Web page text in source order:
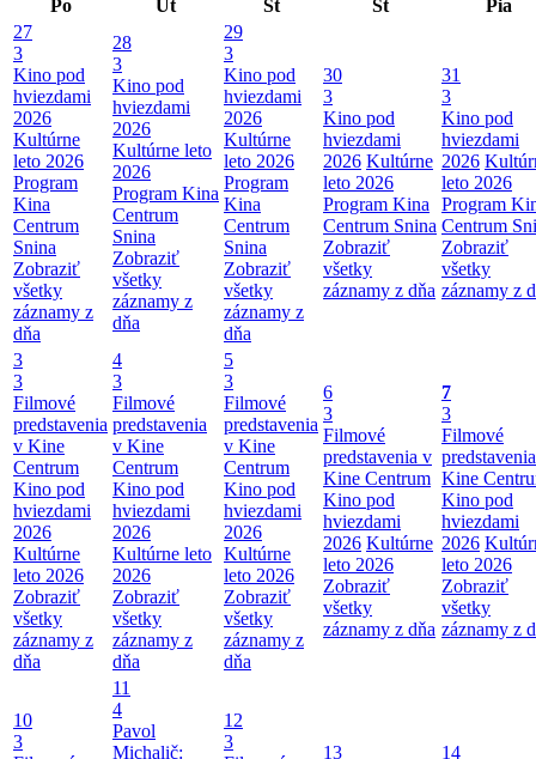
Po
Ut St Št
Pia
27
3
Kino pod
hviezdami
2026
Kultúrne
leto 2026
Program
Kina
Centrum
Snina
Zobraziť
všetky
záznamy z
dňa
28
3
Kino pod
hviezdami
2026
Kultúrne leto
2026
Program Kina
Centrum
Snina
Zobraziť
všetky
záznamy z
dňa
29
3
Kino pod
hviezdami
2026
Kultúrne
leto 2026
Program
Kina
Centrum
Snina
Zobraziť
všetky
záznamy z
dňa
30
3
Kino pod
hviezdami
2026 Kultúrne
leto 2026
Program Kina
Centrum Snina
Zobraziť
všetky
záznamy z dňa
31
3
Kino pod
hviezdami
2026
leto 2026
Program
Centrum
Zobraziť
všetky
záznamy z
3
3
Filmové
predstavenia
v Kine
Centrum
Kino pod
hviezdami
2026
Kultúrne
leto 2026
Zobraziť
všetky
záznamy z
dňa
4
3
Filmové
predstavenia
v Kine
Centrum
Kino pod
hviezdami
2026
Kultúrne leto
2026
Zobraziť
všetky
záznamy z
dňa
5
3
Filmové
predstavenia
v Kine
Centrum
Kino pod
hviezdami
2026
Kultúrne
leto 2026
Zobraziť
všetky
záznamy z
dňa
6
3
Filmové
predstavenia v
Kine Centrum
Kino pod
hviezdami
2026 Kultúrne
leto 2026
Zobraziť
všetky
záznamy z dňa
7
3
Filmové
Kine
Kino pod
hviezdami
2026
leto 2026
Zobraziť
všetky
záznamy z
10
3
11
4
Pavol
Michalič:
12
3
13 14